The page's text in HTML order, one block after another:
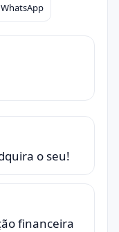
WhatsApp
o seu!
financeira